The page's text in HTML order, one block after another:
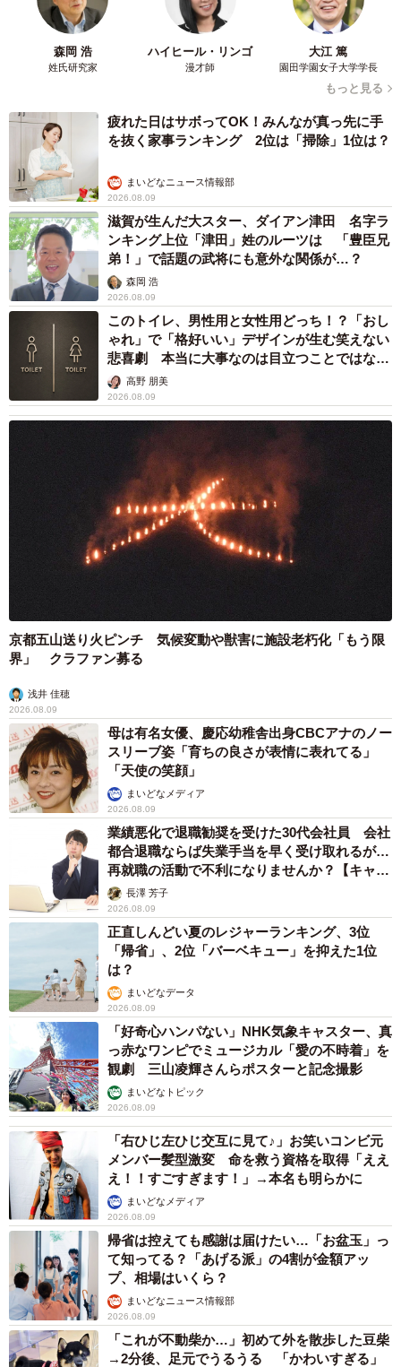
森岡 浩
姓氏研究家
ハイヒール・リンゴ
漫才師
大江 篤
園田学園女子大学学長
もっと見る
疲れた日はサボってOK！みんなが真っ先に手
を抜く家事ランキング 2位は「掃除」1位は？
まいどなニュース情報部
2026.08.09
滋賀が生んだ大スター、ダイアン津田 名字ラ
ンキング上位「津田」姓のルーツは 「豊臣兄
弟！」で話題の武将にも意外な関係が…？
森岡 浩
2026.08.09
このトイレ、男性用と女性用どっち！？「おし
ゃれ」で「格好いい」デザインが生む笑えない
悲喜劇 本当に大事なのは目立つことではな
く…高野 朋美
2026.08.09
京都五山送り火ピンチ 気候変動や獣害に施設老朽化「もう限
界」 クラファン募る
浅井 佳穂
2026.08.09
母は有名女優、慶応幼稚舎出身CBCアナのノー
スリーブ姿「育ちの良さが表情に表れてる」
「天使の笑顔」
まいどなメディア
2026.08.09
業績悪化で退職勧奨を受けた30代会社員 会社
都合退職ならば失業手当を早く受け取れるが…
再就職の活動で不利になりませんか？【キャリ
アカウンセラーが解説】
長澤 芳子
2026.08.09
正直しんどい夏のレジャーランキング、3位
「帰省」、2位「バーベキュー」を抑えた1位
は？
まいどなデータ
2026.08.09
「好奇心ハンパない」NHK気象キャスター、真
っ赤なワンピでミュージカル「愛の不時着」を
観劇 三山凌輝さんらポスターと記念撮影
まいどなトピック
2026.08.09
「右ひじ左ひじ交互に見て♪」お笑いコンビ元
メンバー髪型激変 命を救う資格を取得「ええ
え！！すごすぎます！」→本名も明らかに
まいどなメディア
2026.08.09
帰省は控えても感謝は届けたい…「お盆玉」っ
て知ってる？「あげる派」の4割が金額アッ
プ、相場はいくら？
まいどなニュース情報部
2026.08.09
「これが不動柴か…」初めて外を散歩した豆柴
→2分後、足元でうるうる 「かわいすぎる」